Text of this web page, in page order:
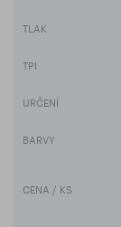
TLAK
TPI
URČENÍ
BARVY
CENA / KS